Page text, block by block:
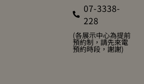
07-3338-
228
(各展示中心為提前
預約制，請先來電
預約時段，謝謝)